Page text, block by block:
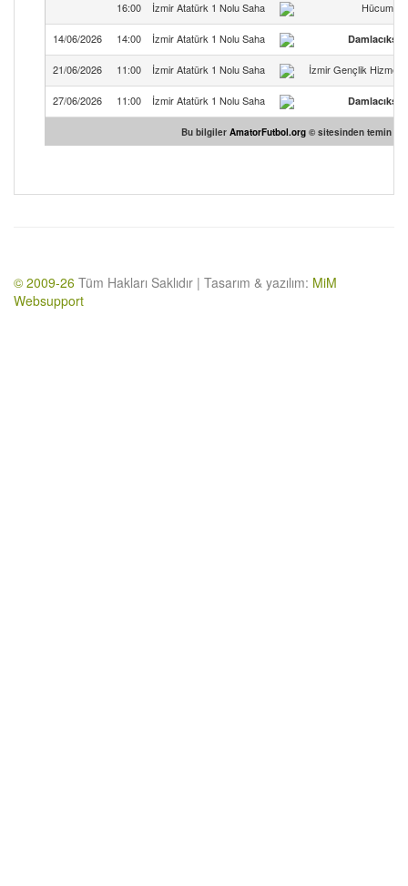
16:00 İzmir Atatürk 1 Nolu Saha
14/06/2026 14:00 İzmir Atatürk 1 Nolu Saha
21/06/2026 11:00 İzmir Atatürk 1 Nolu Saha İzmir Gençlik
27/06/2026 11:00 İzmir Atatürk 1 Nolu Saha
Bu bilgiler AmatorFutbol.org © sitesinden temin
© 2009-26 Tüm Hakları Saklıdır | Tasarım & yazılım: MiM
Websupport